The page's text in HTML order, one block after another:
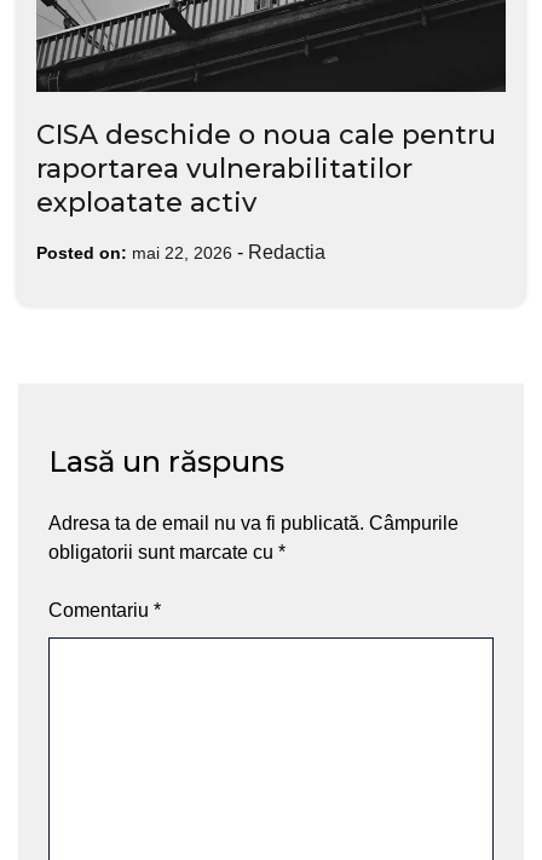
CISA deschide o noua cale pentru
raportarea vulnerabilitatilor
exploatate activ
Posted on: mai 22, 2026 - Redactia
Lasă un răspuns
Adresa ta de email nu va fi publicată. Câmpurile
obligatorii sunt marcate cu *
Comentariu *